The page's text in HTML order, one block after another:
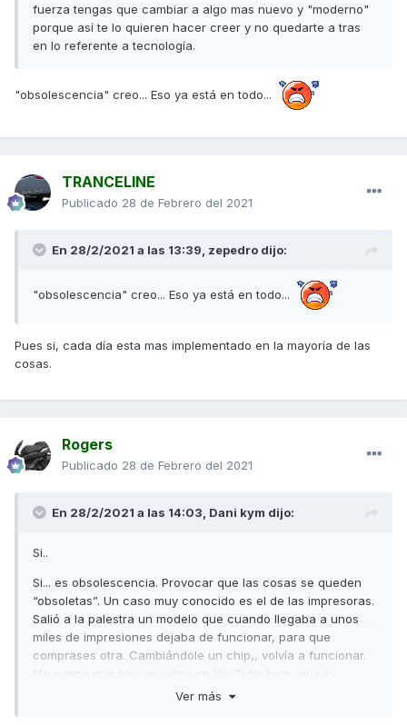
fuerza tengas que cambiar a algo mas nuevo y "moderno"
porque así te lo quieren hacer creer y no quedarte a tras
en lo referente a tecnología.
"obsolescencia" creo... Eso ya está en todo...
TRANCELINE
Publicado 28 de Febrero del 2021
En 28/2/2021 a las 13:39, zepedro dijo:
"obsolescencia" creo... Eso ya está en todo...
Pues si, cada día esta mas implementado en la mayoría de las
cosas.
Rogers
Publicado 28 de Febrero del 2021
En 28/2/2021 a las 14:03, Dani kym dijo:
Si..
Si... es obsolescencia. Provocar que las cosas se queden
“obsoletas”. Un caso muy conocido es el de las impresoras.
Salió a la palestra un modelo que cuando llegaba a unos
miles de impresiones dejaba de funcionar, para que
comprases otra. Cambiándole un chip,, volvía a funcionar.
Me suena que hay un vídeo en YouTube tuve, que lo
Ver más